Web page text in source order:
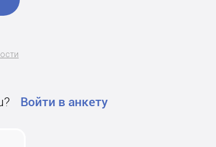
Войти в анкету